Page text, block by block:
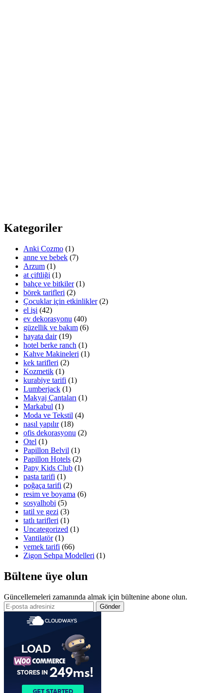
Kategoriler
Anki Cozmo (1)
anne ve bebek (7)
Arzum (1)
at çiftliği (1)
bahçe ve bitkiler(1)
börek tarifleri (2)
Çocuklar için etkinlikler(2)
el işi (42)
ev dekorasyonu (40)
güzellik ve bakım (6)
hayata dair(19)
hotel berke ranch (1)
Kahve Makineleri (1)
kek tarifleri (2)
Kozmetik (1)
kurabiye tarifi (1)
Lumberjack (1)
Makyaj Çantaları (1)
Markabul (1)
Moda ve Tekstil (4)
nasıl yapılır(18)
ofis dekorasyonu (2)
Otel (1)
Papillon Belvil (1)
Papillon Hotels (2)
Papy Kids Club (1)
pasta tarifi (1)
poğaça tarifi (2)
resim ve boyama (6)
sosyalhobi (5)
tatil ve gezi (3)
tatlı tarifleri (1)
Uncategorized (1)
Vantilatör(1)
yemek tarifi (66)
Zigon Sehpa Modelleri (1)
Bültene üye olun
Güncellemeleri zamanında almak için bültenine abone olun.